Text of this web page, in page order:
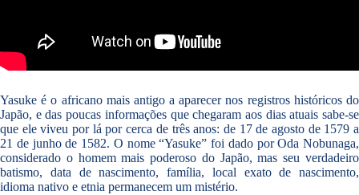
Yasuke é o africano mais antigo a aparecer nos registros históricos do
Japão, e das poucas informações que chegaram aos dias atuais sabe-se
que ele viveu por lá por cerca de três anos: de 17 de agosto de 1579 a
21 de junho de 1582. O nome “Yasuke” foi dado por Oda Nobunaga,
considerado o homem mais poderoso do Japão, mas seu verdadeiro
batismo, data de nascimento, família, local exato de nascimento,
idioma nativo e etnia permanecem um mistério.